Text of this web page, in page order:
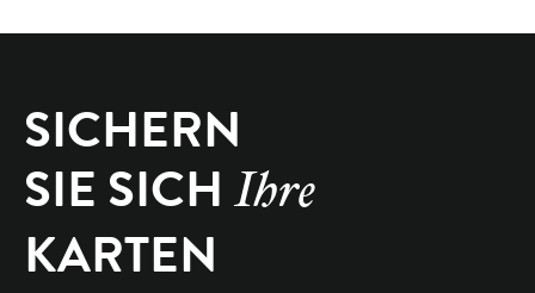
SICHERN
SIE SICH Ihre
KARTEN